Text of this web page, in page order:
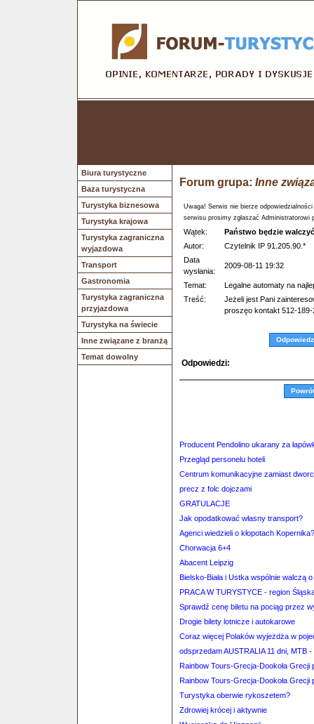
Biura turystyczne
Baza turystyczna
Turystyka biznesowa
Turystyka krajowa
Turystyka zagraniczna
wyjazdowa
Transport
Gastronomia
Turystyka zagraniczna
przyjazdowa
Turystyka na świecie
Inne związane z branżą
Temat dowolny
Forum grupa: Inne
Uwaga! Serwis nie bierze
serwisu prosimy zgłaszać Administratorowi
Wątek:
Państwo będzie
Autor:
Czytelnik IP 91.205.90.*
Data
wysłania:
2009-08-11 19:32
Temat:
Legalne automaty na
Treść:
Jeżeli jest Pani
proszęo kontakt 512-189-
Odpowiedz
Odpowiedzi:
Producent Pendolino ukarany za
Przegląd personelu hoteli
Centrum komunikacyjne zamiast
precz z folc dojczami
GRATULACJE
Jak opodatkować własny transport?
Agenci wiedzieli o kłopotach Kopernika?
Chorwacja 6+4
Abacent Leipzig
Bielsko-Biała i Ustka wspólnie walczą
PRACA W TURYSTYCE - region
Sprawdź cenę biletu na pociąg przez
Drogie bilety lotnicze i autokarowe
Coraz więcej Polaków wyjeżdża w
odsprzedam AUSTRALIA 11 dni, MTB
Rainbow Tours-Grecja-Dookoła Grecji
Rainbow Tours-Grecja-Dookoła Grecji
Turystyka oberwie rykoszetem?
Zdrowiej krócej i aktywnie